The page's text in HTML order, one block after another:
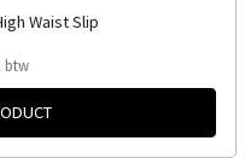
Waist Slip
btw